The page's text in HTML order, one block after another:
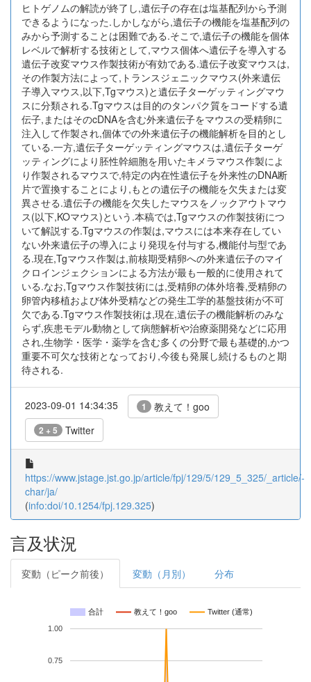
ヒトゲノムの解読が終了し,遺伝子の存在は塩基配列から予測
できるようになった.しかしながら,遺伝子の機能を塩基配列の
みから予測することは困難である.そこで,遺伝子の機能を個体
レベルで解析する技術として,マウス個体へ遺伝子を導入する
遺伝子改変マウス作製技術が有効である.遺伝子改変マウスは,
その作製方法によって,トランスジェニックマウス(外来遺伝
子導入マウス,以下,Tgマウス)と遺伝子ターゲッティングマウ
スに分類される.Tgマウスは目的のタンパク質をコードする遺
伝子,またはそのcDNAを含む外来遺伝子をマウスの受精卵に
注入して作製され,個体での外来遺伝子の機能解析を目的とし
ている.一方,遺伝子ターゲッティングマウスは,遺伝子ターゲ
ッティングにより胚性幹細胞を用いたキメラマウス作製によ
り作製されるマウスで,特定の内在性遺伝子を外来性のDNA断
片で置換することにより,もとの遺伝子の機能を欠失または変
異させる.遺伝子の機能を欠失したマウスをノックアウトマウ
ス(以下,KOマウス)という.本稿では,Tgマウスの作製技術につ
いて解説する.Tgマウスの作製は,マウスには本来存在してい
ない外来遺伝子の導入により発現を付与する,機能付与型であ
る.現在,Tgマウス作製は,前核期受精卵への外来遺伝子のマイ
クロインジェクションによる方法が最も一般的に使用されて
いる.なお,Tgマウス作製技術には,受精卵の体外培養,受精卵の
卵管内移植および体外受精などの発生工学的基盤技術が不可
欠である.Tgマウス作製技術は,現在,遺伝子の機能解析のみな
らず,疾患モデル動物として病態解析や治療薬開発などに応用
され,生物学・医学・薬学を含む多くの分野で最も基礎的,かつ
重要不可欠な技術となっており,今後も発展し続けるものと期
待される.
2023-09-01 14:34:35 1 教えて！goo
2 + 5 Twitter
https://www.jstage.jst.go.jp/article/fpj/129/5/129_5_325/_article/-
char/ja/
(info:doi/10.1254/fpj.129.325)
言及状況
変動（ピーク前後） 変動（月別） 分布
合計 教えて！goo Twitter (通常)
0.75
1.00